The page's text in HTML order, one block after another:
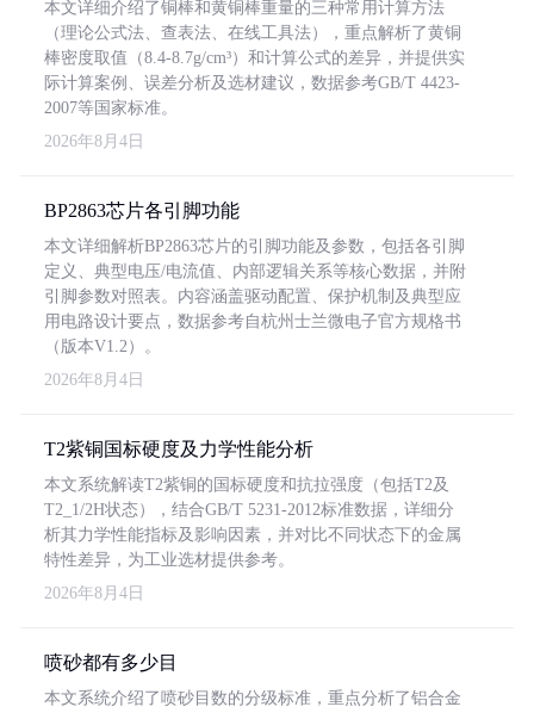
本文详细介绍了铜棒和黄铜棒重量的三种常用计算方法
（理论公式法、查表法、在线工具法），重点解析了黄铜
棒密度取值（8.4-8.7g/cm³）和计算公式的差异，并提供实
际计算案例、误差分析及选材建议，数据参考GB/T 4423-
2007等国家标准。
2026年8月4日
BP2863芯片各引脚功能
本文详细解析BP2863芯片的引脚功能及参数，包括各引脚
定义、典型电压/电流值、内部逻辑关系等核心数据，并附
引脚参数对照表。内容涵盖驱动配置、保护机制及典型应
用电路设计要点，数据参考自杭州士兰微电子官方规格书
（版本V1.2）。
2026年8月4日
T2紫铜国标硬度及力学性能分析
本文系统解读T2紫铜的国标硬度和抗拉强度（包括T2及
T2_1/2H状态），结合GB/T 5231-2012标准数据，详细分
析其力学性能指标及影响因素，并对比不同状态下的金属
特性差异，为工业选材提供参考。
2026年8月4日
喷砂都有多少目
本文系统介绍了喷砂目数的分级标准，重点分析了铝合金